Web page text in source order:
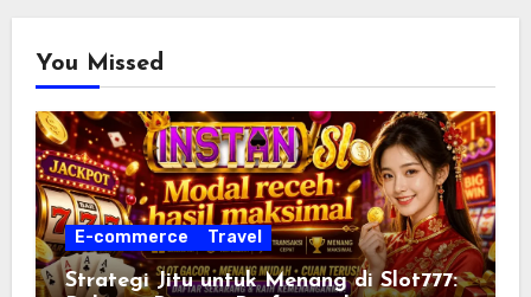
You Missed
E-commerce Travel
Strategi Jitu untuk Menang di Slot777: